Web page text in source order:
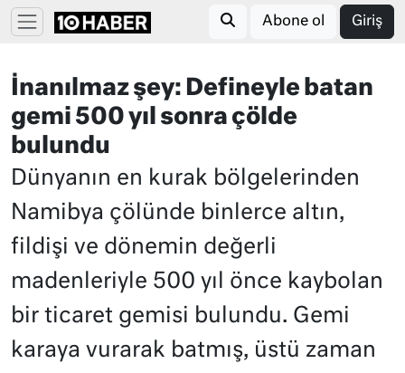
Abone ol Giriş
İnanılmaz şey: Defineyle batan
gemi 500 yıl sonra çölde
bulundu
Dünyanın en kurak bölgelerinden
Namibya çölünde binlerce altın,
fildişi ve dönemin değerli
madenleriyle 500 yıl önce kaybolan
bir ticaret gemisi bulundu. Gemi
karaya vurarak batmış, üstü zaman